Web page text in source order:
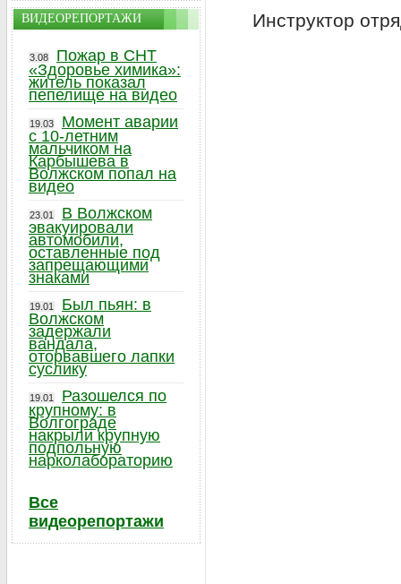
Инструктор
ВИДЕОРЕПОРТАЖИ
3.08
Пожар в СНТ
«Здоровье химика»:
житель показал
пепелище на видео
19.03
Момент аварии
с 10-летним
мальчиком на
Карбышева в
Волжском попал на
видео
23.01
В Волжском
эвакуировали
автомобили,
оставленные под
запрещающими
знаками
19.01
Был пьян: в
Волжском
задержали
вандала,
оторвавшего лапки
суслику
19.01
Разошелся по
крупному: в
Волгограде
накрыли крупную
подпольную
нарколабораторию
Все
видеорепортажи